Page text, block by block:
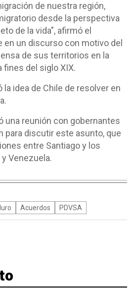
de nuestra región,
desde la perspectiva
de la vida", afirmó el
en un discurso con motivo del
de sus territorios en la
fines del siglo XIX.
la idea de Chile de resolver en
una reunión con gobernantes
para discutir este asunto, que
entre Santiago y los
Venezuela.
Acuerdos PDVSA